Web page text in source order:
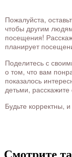
Пожалуйста,
чтобы другим
посещения!
планирует
Поделитесь с
о том, что вам
показалось
детьми,
Будьте корректны,